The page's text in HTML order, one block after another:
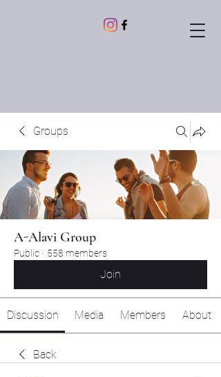
Groups
A-Alavi Group
Public · 558 members
Join
Discussion Media Members About
Back